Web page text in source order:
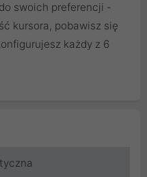
swoich preferencji -
kursora, pobawisz się
każdy z 6